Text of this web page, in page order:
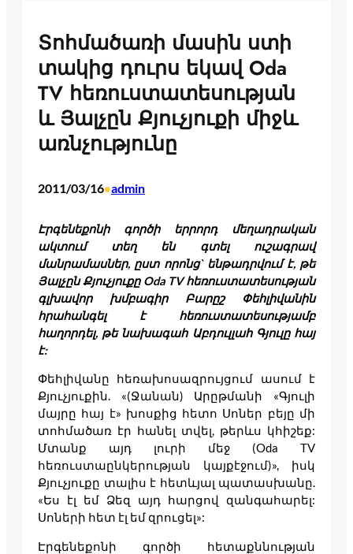
Տոհմածառի մասին ստի
տակից դուրս եկավ Oda
TV հեռուստատեսության
և Յալչըն Քյուչյուքի միջև
առնչությունը
2011/03/16•admin
Էրգենեքոնի գործի երրորդ մեղադրական
ակտում տեղ են գտել ուշագրավ
մանրամասներ, ըստ որոնց` ենթադրվում է, թե
Յալչըն Քյուչյուքը Oda TV հեռուստատեսության
գլխավոր խմբագիր Բարըշ Փեհլիվանին
հրահանգել է հեռուստատեսությամբ
հաղորդել, թե նախագահ Աբդուլլահ Գյուլը հայ
է:
Փեհլիվանը հեռախոսազրույցում ասում է
Քյուչյուքին. «(Ջանան) Արըթմանի «Գյուլի
մայրը հայ է» խոսքից հետո Սոներ բեյը մի
տոհմածառ էր հանել տվել, թերևս կհիշեք:
Մտանք այդ լուրի մեջ (Oda TV
հեռուստաընկերության կայքէջում)», իսկ
Քյուչյուքը տալիս է հետևյալ պատասխանը.
«Ես էլ եմ Ձեզ այդ հարցով զանգահարել:
Սոների հետ էլ եմ զրուցել»:
Էրգենեքոնի գործի հետաքննության